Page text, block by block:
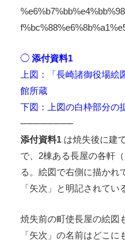
◯添付資料1
上図：「長崎諸御役場
館所蔵
下図：上図の白枠部分の
────────
添付資料1 は焼失後に建
で、2棟ある長屋の各軒
る。絵図で右側に描かれ
「矢次」と明記されてい
焼失前の町使長屋の絵図
「矢次」の名前はどこ